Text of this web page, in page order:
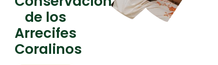
de los
Arrecifes
Coralinos